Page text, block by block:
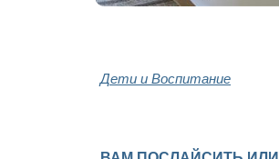
Дети и Воспитание